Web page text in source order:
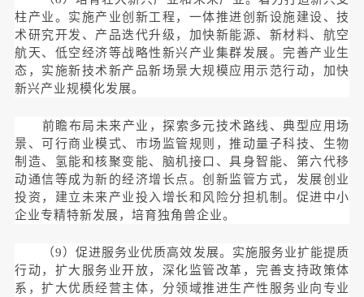
柱产业。实施产业创新工程，一体推进创新设施建设、技
术研究开发、产品迭代升级，加快新能源、新材料、航空
航天、低空经济等战略性新兴产业集群发展。完善产业生
态，实施新技术新产品新场景大规模应用示范行动，加快
新兴产业规模化发展。
前瞻布局未来产业，探索多元技术路线、典型应用场
景、可行商业模式、市场监管规则，推动量子科技、生物
制造、氢能和核聚变能、脑机接口、具身智能、第六代移
动通信等成为新的经济增长点。创新监管方式，发展创业
投资，建立未来产业投入增长和风险分担机制。促进中小
企业专精特新发展，培育独角兽企业。
（9）促进服务业优质高效发展。实施服务业扩能提质
行动，扩大服务业开放，深化监管改革，完善支持政策体
系，扩大优质经营主体，分领域推进生产性服务业向专业